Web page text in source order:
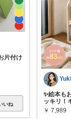
片付け
いね
✨絵本も
ッキリ！
￥ 7,989